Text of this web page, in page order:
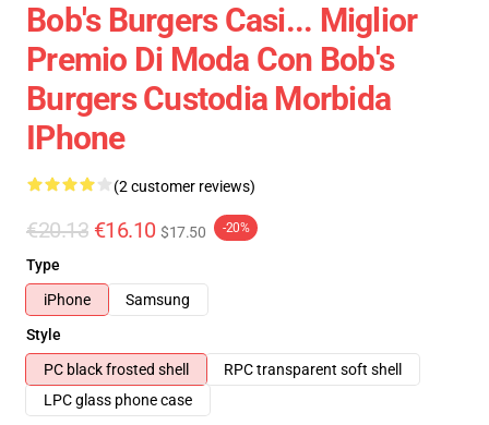
Bob's Burgers Casi... Miglior
Premio Di Moda Con Bob's
Burgers Custodia Morbida
IPhone
(2 customer reviews)
€20.13 €16.10 $17.50 -20%
Type
iPhone
Samsung
Style
PC black frosted shell
RPC transparent soft shell
LPC glass phone case